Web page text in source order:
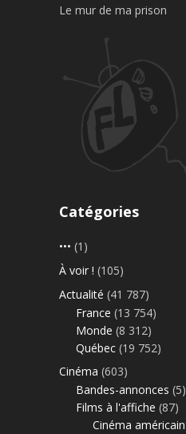
Le mur de ma prison
Catégories
••• (1)
À voir ! (105)
Actualité (41 787)
France (13 754)
Monde (8 312)
Québec (19 752)
Cinéma (603)
Bandes-annonces (5)
Films à l'affiche (87)
Cinéma américain